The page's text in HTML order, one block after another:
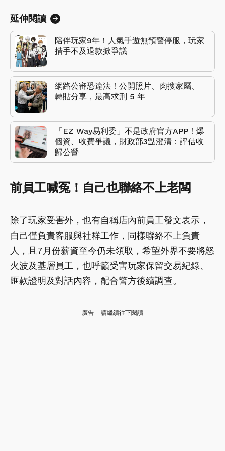
延伸閱讀
陪伴玩家9年！人氣手遊無預警停服，玩家
措手不及退款掀爭議
網路公審恐違法！公開照片、肉搜家屬、
轉貼分享，最高求刑 5 年
「EZ Way易利委」不是政府官方APP！爆
個資、收費爭議，財政部3點澄清：評估收
歸公營
前員工喊冤！自己也聯絡不上老闆
除了玩家受害外，也有自稱店內前員工發文表示，
自己僅負責客服與社群工作，同樣聯絡不上負責
人，且7月份薪資至今仍未領取，希望外界不要將怒
火波及基層員工，也呼籲受害玩家保留交易紀錄、
匯款證明及對話內容，配合警方後續調查。
廣告 - 請繼續往下閱讀